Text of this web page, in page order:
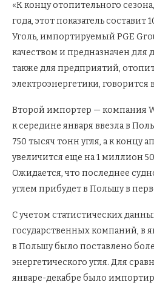
«К концу отопительного
года, этот показатель
Уголь, импортируемый PGE
качеством и предназначен для
также для предприятий,
электроэнергетики, говорится
Второй импортер — компания
к середине января ввезла в
750 тысяч тонн угля, а к концу
увеличится еще на 1 миллион
Ожидается, что последнее
углем прибудет в Польшу в
С учетом статистических
государственных компаний, в
в Польшу было поставлено
энергетического угля. Для
январе-декабре было